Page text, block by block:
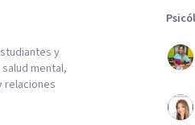
y
mental,
relaciones